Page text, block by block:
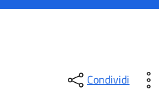
Condividi